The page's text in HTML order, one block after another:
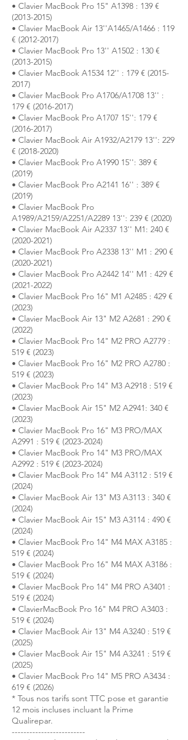
• Clavier MacBook Pro 15" A1398 : 139 €
(2013-2015)
• Clavier MacBook Air 13''A1465/A1466 : 119
€ (2012-2017)
• Clavier MacBook Pro 13'' A1502 : 130 €
(2013-2015)
• Clavier MacBook A1534 12'' : 179 € (2015-
2017)
• Clavier MacBook Pro A1706/A1708 13'' :
179 € (2016-2017)
• Clavier MacBook Pro A1707 15'': 179 €
(2016-2017)
• Clavier MacBook Air A1932/A2179 13'': 229
€ (2018-2020)
• Clavier MacBook Pro A1990 15'': 389 €
(2019)
• Clavier MacBook Pro A2141 16'' : 389 €
(2019)
• Clavier MacBook Pro
A1989/A2159/A2251/A2289 13'': 239 € (2020)
• Clavier MacBook Air A2337 13'' M1: 240 €
(2020-2021)
• Clavier MacBook Pro A2338 13'' M1 : 290 €
(2020-2021)
• Clavier MacBook Pro A2442 14'' M1 : 429 €
(2021-2022)
• Clavier MacBook Pro 16" M1 A2485 : 429 €
(2023)
• Clavier MacBook Air 13" M2 A2681 : 290 €
(2022)
• Clavier MacBook Pro 14" M2 PRO A2779 :
519 € (2023)
• Clavier MacBook Pro 16" M2 PRO A2780 :
519 € (2023)
• Clavier MacBook Pro 14" M3 A2918 : 519 €
(2023)
• Clavier MacBook Air 15" M2 A2941: 340 €
(2023)
• Clavier MacBook Pro 16" M3 PRO/MAX
A2991 : 519 € (2023-2024)
• Clavier MacBook Pro 14" M3 PRO/MAX
A2992 : 519 € (2023-2024)
• Clavier MacBook Pro 14" M4 A3112 : 519 €
(2024)
• Clavier MacBook Air 13" M3 A3113 : 340 €
(2024)
• Clavier MacBook Air 15" M3 A3114 : 490 €
(2024)
• Clavier MacBook Pro 14" M4 MAX A3185 :
519 € (2024)
• Clavier MacBook Pro 16" M4 MAX A3186 :
519 € (2024)
• Clavier MacBook Pro 14" M4 PRO A3401 :
519 € (2024)
• ClavierMacBook Pro 16" M4 PRO A3403 :
519 € (2024)
• Clavier MacBook Air 13" M4 A3240 : 519 €
(2025)
• Clavier MacBook Air 15" M4 A3241 : 519 €
(2025)
• Clavier MacBook Pro 14" M5 PRO A3434 :
619 € (2026)
* Tous nos tarifs sont TTC pose et garantie
12 mois incluses incluant la Prime
Qualirepar.
-------------------------